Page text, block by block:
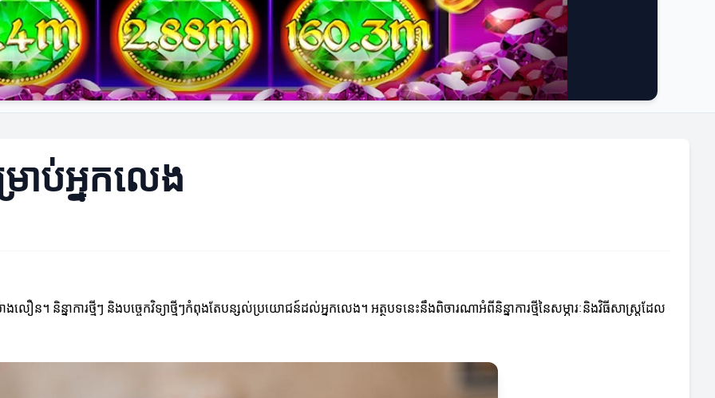
រាប់អ្នកលេង
លឿន។ និន្នាការថ្មីៗ និងបច្ចេកវិទ្យាថ្មីៗកំពុងតែបន្សល់ប្រយោជន៍ដល់អ្នកលេង។ អត្ថបទនេះនឹងពិចារណាអំពីនិន្នាការថ្មីនៃសម្ភារៈនិងវិធីសាស្ត្រដែល